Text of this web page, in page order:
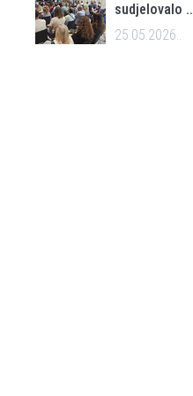
sudjelovalo
25.05.2026..